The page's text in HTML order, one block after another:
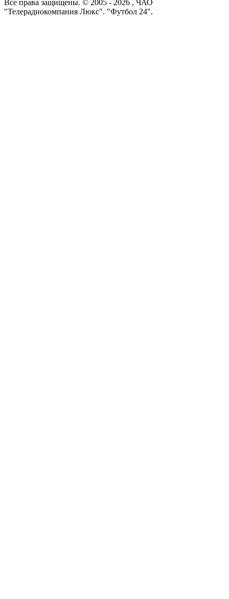
Все права защищены. © 2005 - 2026 , ЧАО
"Телерадиокомпания Люкс". "Футбол 24".